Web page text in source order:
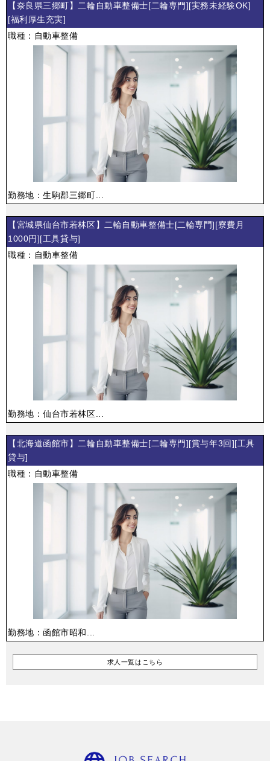
【奈良県三郷町】二輪自動車整備士[二輪専門][実務未経験OK]
[福利厚生充実]
職種：自動車整備
勤務地：生駒郡三郷町...
【宮城県仙台市若林区】二輪自動車整備士[二輪専門][寮費月
1000円][工具貸与]
職種：自動車整備
勤務地：仙台市若林区...
【北海道函館市】二輪自動車整備士[二輪専門][賞与年3回][工具
貸与]
職種：自動車整備
勤務地：函館市昭和...
求人一覧はこちら